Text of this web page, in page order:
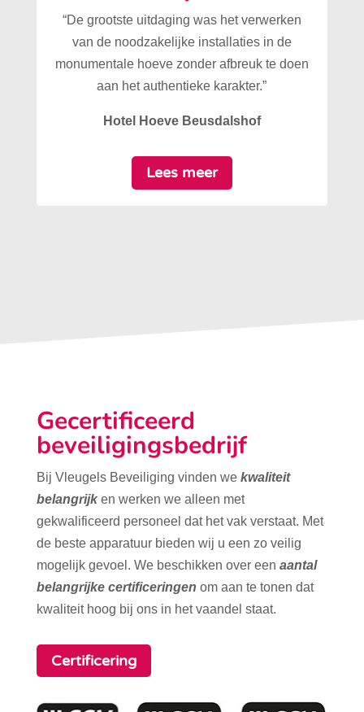
“De grootste uitdaging was het verwerken
van de noodzakelijke installaties in de
monumentale hoeve zonder afbreuk te doen
aan het authentieke karakter.”
Hotel Hoeve Beusdalshof
Lees meer
Gecertificeerd
beveiligingsbedrijf
Bij Vleugels Beveiliging vinden we kwaliteit
belangrijk en werken we alleen met
gekwalificeerd personeel dat het vak verstaat. Met
de beste apparatuur bieden wij u een zo veilig
mogelijk gevoel. We beschikken over een aantal
belangrijke certificeringen om aan te tonen dat
kwaliteit hoog bij ons in het vaandel staat.
Certificering